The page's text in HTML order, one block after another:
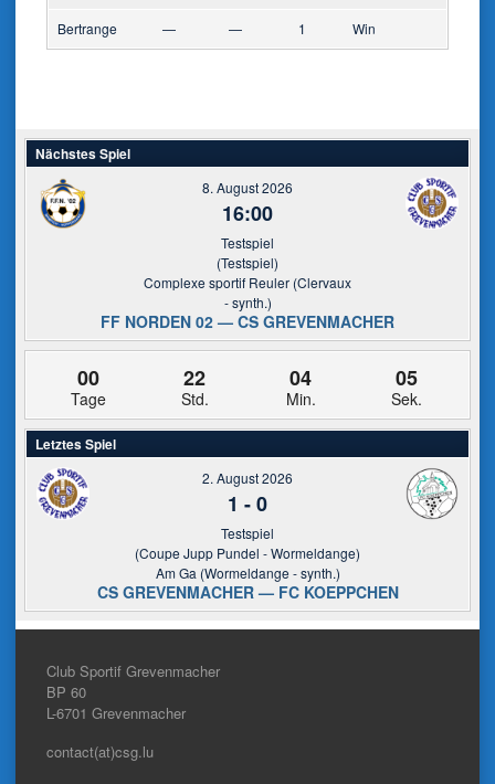
Bertrange — — 1 Win
Nächstes Spiel
8. August 2026
16:00
Testspiel
(Testspiel)
Complexe sportif Reuler (Clervaux
- synth.)
FF NORDEN 02 — CS GREVENMACHER
00
Tage
22
Std.
04
Min.
05
Sek.
Letztes Spiel
2. August 2026
1 -0
Testspiel
(Coupe Jupp Pundel - Wormeldange)
Am Ga (Wormeldange - synth.)
CS GREVENMACHER — FC KOEPPCHEN
Club Sportif Grevenmacher
BP 60
L-6701 Grevenmacher
contact(at)csg.lu